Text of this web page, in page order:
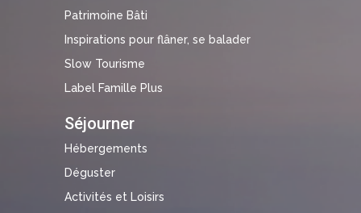
Patrimoine Bâti
Inspirations pour flâner, se balader
Slow Tourisme
Label Famille Plus
Séjourner
Hébergements
Déguster
Activités et Loisirs